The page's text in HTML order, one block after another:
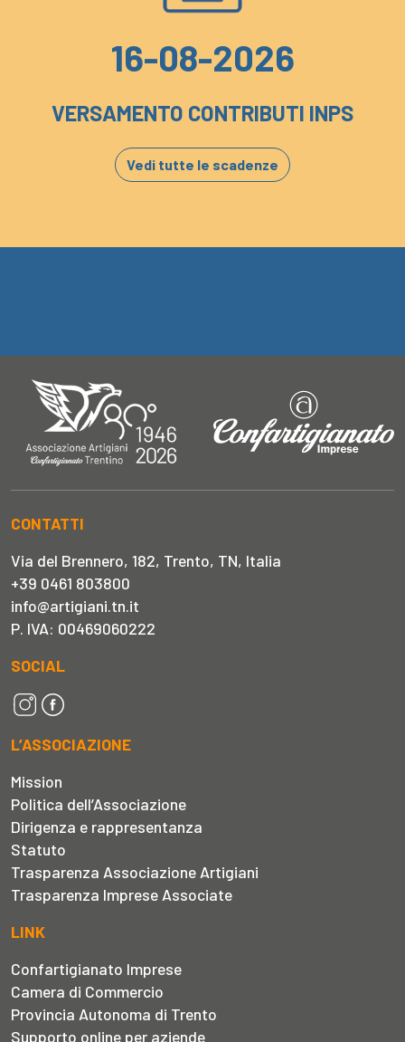
16-08-2026
VERSAMENTO CONTRIBUTI INPS
Vedi tutte le scadenze
CONTATTI
Via del Brennero, 182, Trento, TN, Italia
+39 0461 803800
info@artigiani.tn.it
P. IVA: 00469060222
SOCIAL
L’ASSOCIAZIONE
Mission
Politica dell’Associazione
Dirigenza e rappresentanza
Statuto
Trasparenza Associazione Artigiani
Trasparenza Imprese Associate
LINK
Confartigianato Imprese
Camera di Commercio
Provincia Autonoma di Trento
Supporto online per aziende